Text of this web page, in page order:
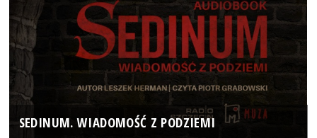
SEDINUM. WIADOMOŚĆ Z PODZIEMI